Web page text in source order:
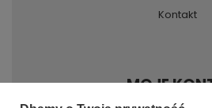
Kontakt
MOJE